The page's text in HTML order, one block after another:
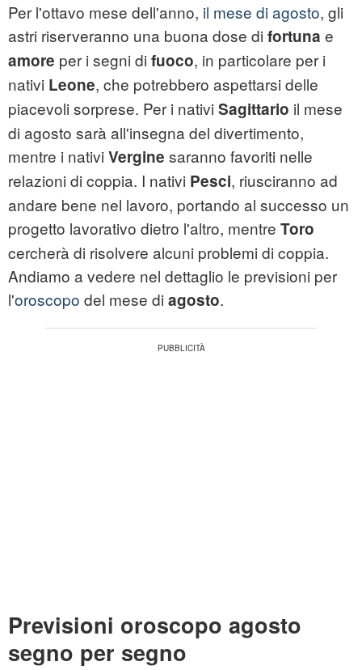
Per l'ottavo mese dell'anno, il mese di agosto, gli
astri riserveranno una buona dose di fortuna e
amore per i segni di fuoco, in particolare per i
nativi Leone, che potrebbero aspettarsi delle
piacevoli sorprese. Per i nativi Sagittario il mese
di agosto sarà all'insegna del divertimento,
mentre i nativi Vergine saranno favoriti nelle
relazioni di coppia. I nativi Pesci, riusciranno ad
andare bene nel lavoro, portando al successo un
progetto lavorativo dietro l'altro, mentre Toro
cercherà di risolvere alcuni problemi di coppia.
Andiamo a vedere nel dettaglio le previsioni per
l'oroscopo del mese di agosto.
Previsioni oroscopo agosto
segno per segno